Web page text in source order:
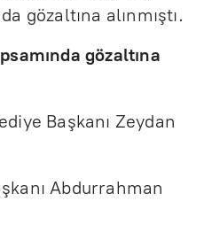
gözaltına alınmıştı.
gözaltına
Başkanı Zeydan
Abdurrahman